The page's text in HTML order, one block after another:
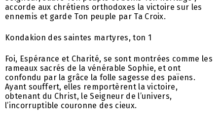
accorde aux chrétiens orthodoxes la victoire sur les
ennemis et garde Ton peuple par Ta Croix.
Kondakion des saintes martyres, ton 1
Foi, Espérance et Charité, se sont montrées comme les
rameaux sacrés de la vénérable Sophie, et ont
confondu par la grâce la folle sagesse des païens.
Ayant souffert, elles remportèrent la victoire,
obtenant du Christ, le Seigneur de l’univers,
l’incorruptible couronne des cieux.